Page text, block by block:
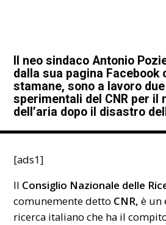
Il neo sindaco Antonio
dalla sua pagina Facebook
stamane, sono a lavoro
sperimentali del CNR per il
dell’aria dopo il disastro
[ads1]
Il Consiglio Nazionale delle
comunemente detto CNR, è un
ricerca italiano che ha il